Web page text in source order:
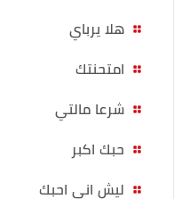
هلا يرباي
امتحنتك
شرعا مالتي
حبك اكبر
ليش اني احبك